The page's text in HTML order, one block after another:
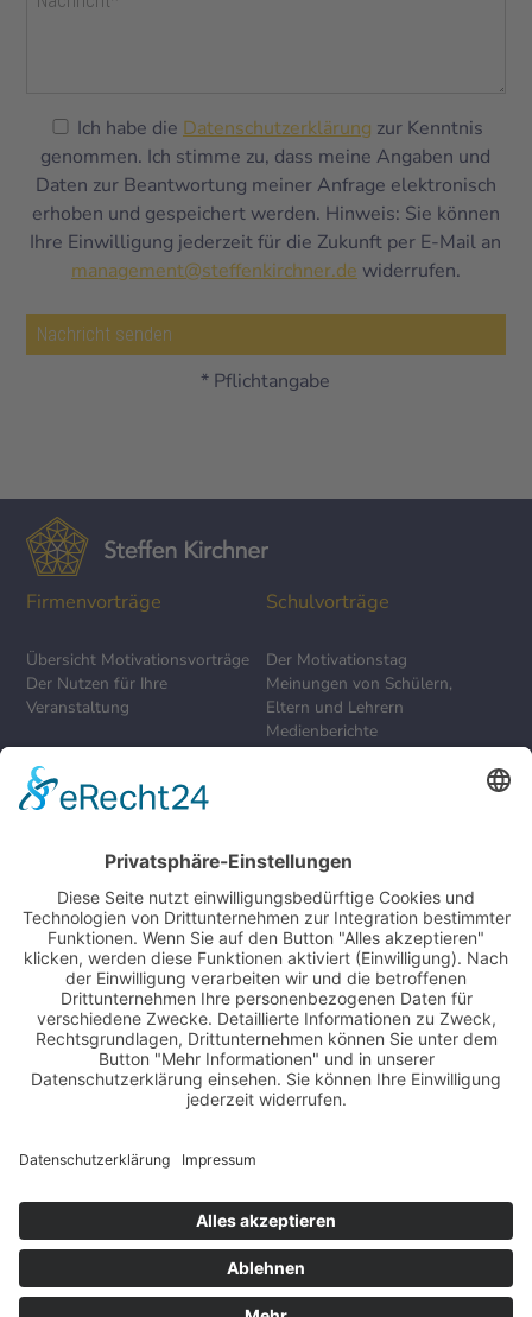
Ich habe die Datenschutzerklärung zur Kenntnis
genommen. Ich stimme zu, dass meine Angaben und
Daten zur Beantwortung meiner Anfrage elektronisch
erhoben und gespeichert werden. Hinweis: Sie können
Ihre Einwilligung jederzeit für die Zukunft per E-Mail an
management@steffenkirchner.de widerrufen.
* Pflichtangabe
Firmenvorträge
Übersicht Motivationsvorträge
Der Nutzen für Ihre
Veranstaltung
Schulvorträge
Der Motivationstag
Meinungen von Schülern,
Eltern und Lehrern
Medienberichte
Seminarevents &
Mentoring
Seminare & Programme
Steffen Kirchner Academy
Termine
Der Mensch
Der Redner
Der Coach
Der Experte
Kostenlose Inhalte
YouTube-Videos ansehen
Podcast abonnieren
Blog
Kunden- und
Pressestimmen
Kundenstimmen
Medienstimmen
Kontakt